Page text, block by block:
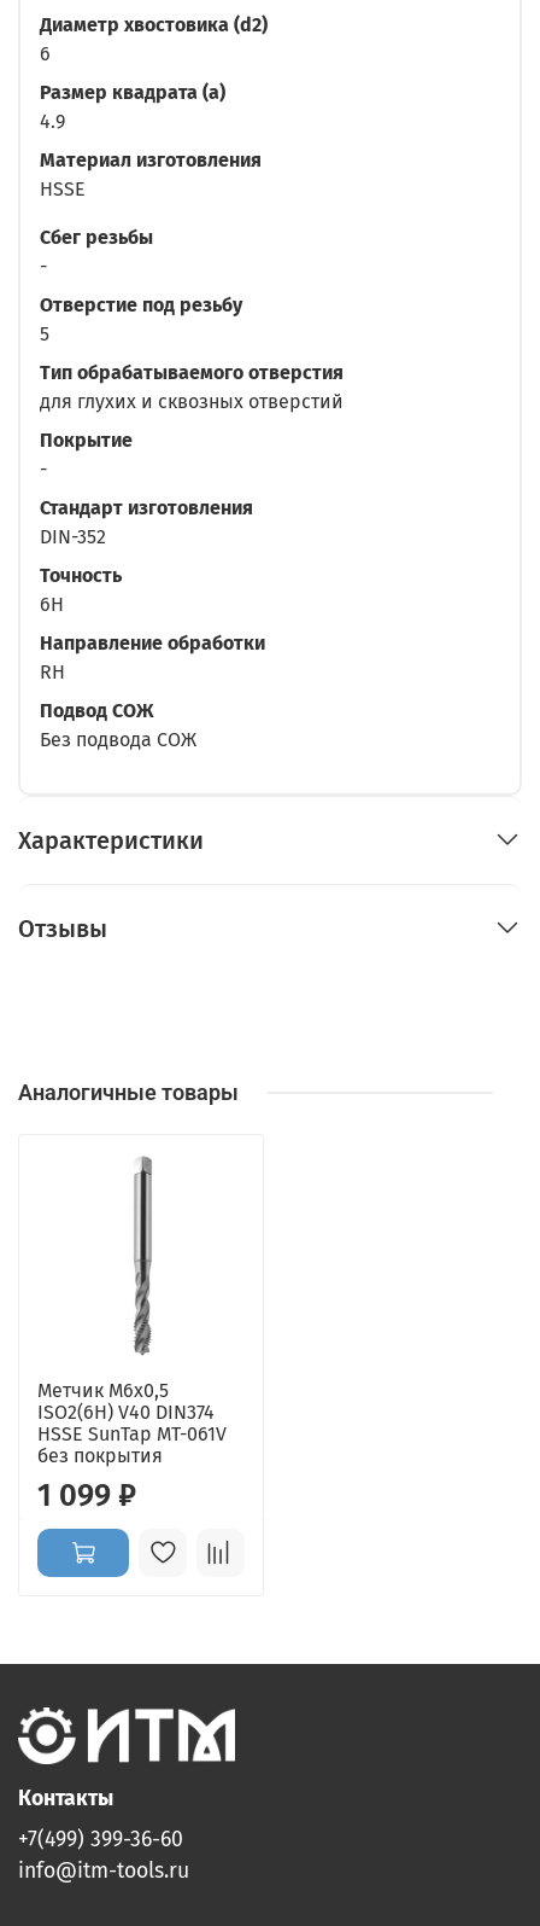
Диаметр хвостовика (d2)
6
Размер квадрата (a)
4.9
Материал изготовления
HSSE
Сбег резьбы
-
Отверстие под резьбу
5
Тип обрабатываемого отверстия
для глухих и сквозных отверстий
Покрытие
-
Стандарт изготовления
DIN-352
Точность
6H
Направление обработки
RH
Подвод СОЖ
Без подвода СОЖ
Характеристики
Отзывы
Аналогичные товары
Метчик M6x0,5
ISO2(6H) V40 DIN374
HSSE SunTap MT-061V
без покрытия
1 099 ₽
Контакты
+7(499) 399-36-60
info@itm-tools.ru